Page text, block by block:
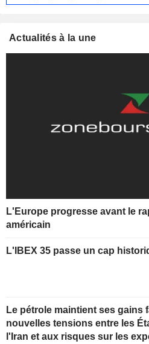
Actualités à la une
L'Europe progresse avant le
américain
L'IBEX 35 passe un cap
Le pétrole maintient ses gains
nouvelles tensions entre les
l'Iran et aux risques sur les